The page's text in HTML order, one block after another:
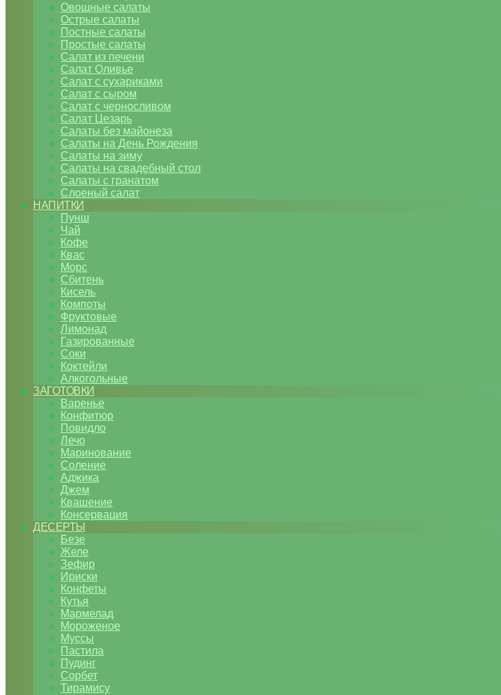
Овощные салаты
Острые салаты
Постные салаты
Простые салаты
Салат из печени
Салат Оливье
Салат с сухариками
Салат с сыром
Салат с черносливом
Салат Цезарь
Салаты без майонеза
Салаты на День Рождения
Салаты на зиму
Салаты на свадебный стол
Салаты с гранатом
Слоеный салат
НАПИТКИ
Пунш
Чай
Кофе
Квас
Морс
Сбитень
Кисель
Компоты
Фруктовые
Лимонад
Газированные
Соки
Коктейли
Алкогольные
ЗАГОТОВКИ
Варенье
Конфитюр
Повидло
Лечо
Маринование
Соление
Аджика
Джем
Квашение
Консервация
ДЕСЕРТЫ
Безе
Желе
Зефир
Ириски
Конфеты
Кутья
Мармелад
Мороженое
Муссы
Пастила
Пудинг
Сорбет
Тирамису